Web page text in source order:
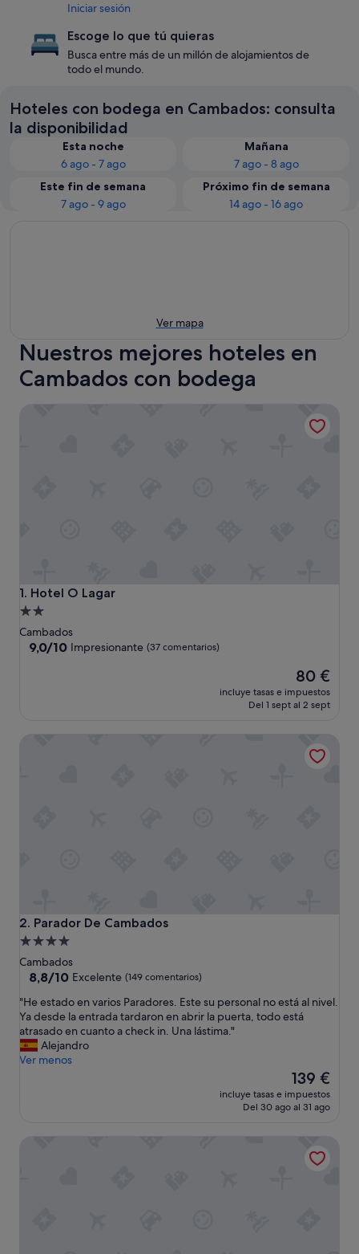
Iniciar sesión
Escoge lo que tú quieras
Busca entre más de un millón de alojamientos de
todo el mundo.
Hoteles con bodega en Cambados: consulta
la disponibilidad
Esta noche
6 ago - 7 ago
Mañana
7 ago - 8 ago
Este fin de semana
7 ago - 9 ago
Próximo fin de semana
14 ago - 16 ago
Ver mapa
Nuestros mejores hoteles en
Cambados con bodega
1. Hotel O Lagar
Hotel O Lagar
Alojamiento
de
2.0 estrellas
Cambados
9.0
9,0/10 Impresionante (37 comentarios)
El
precio
actual
80 €
80 €
incluye tasas e impuestos
Del 1 sept al 2 sept
2. Parador De Cambados
Parador De Cambados
Alojamiento
de
4.0 estrellas
Cambados
8.8
10,
Excelente,
(149 comentarios)
8,8/10 Excelente (149 comentarios)
"
H
e
e
s
"He estado en varios Paradores. Este su personal no está al nivel.
Ya desde la entrada tardaron en abrir la puerta, todo está
atrasado en cuanto a check in. Una lástima."
Alejandro
Ver menos
El
precio
actual
139 €
139 €
incluye tasas e impuestos
Del 30 ago al 31 ago